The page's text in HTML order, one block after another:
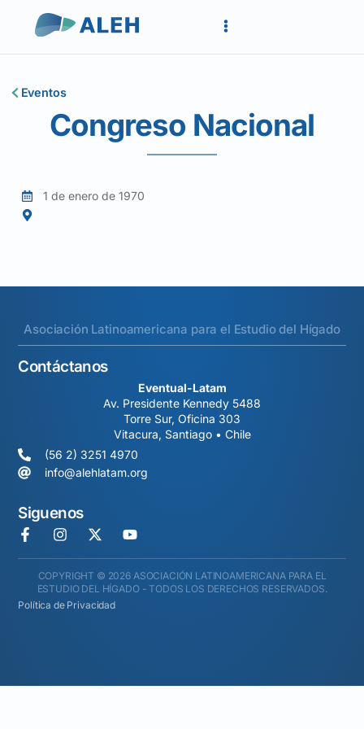
Eventos
Congreso Nacional
1 de enero de 1970
Asociación Latinoamericana para el Estudio del Hígado
Contáctanos
Eventual-Latam
Av. Presidente Kennedy 5488
Torre Sur, Oficina 303
Vitacura, Santiago • Chile
(56 2) 3251 4970
info@alehlatam.org
Siguenos
COPYRIGHT © 2026 ASOCIACIÓN LATINOAMERICANA PARA EL
ESTUDIO DEL HÍGADO - TODOS LOS DERECHOS RESERVADOS.
Política de Privacidad